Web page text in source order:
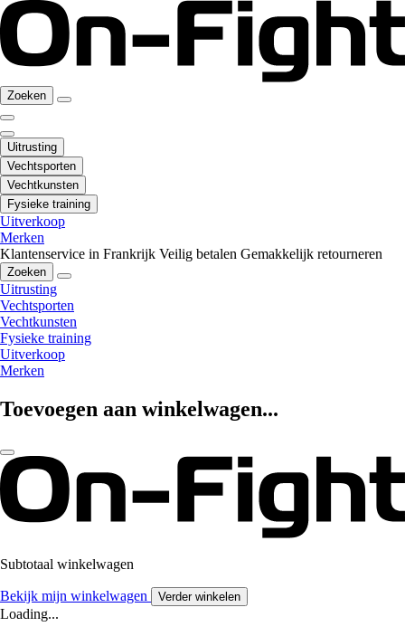
Zoeken
Uitrusting
Vechtsporten
Vechtkunsten
Fysieke training
Uitverkoop
Merken
Klantenservice in Frankrijk Veilig betalen Gemakkelijk retourneren
Zoeken
Uitrusting
Vechtsporten
Vechtkunsten
Fysieke training
Uitverkoop
Merken
Toevoegen aan winkelwagen...
Subtotaal winkelwagen
Bekijk mijn winkelwagen Verder winkelen
Loading...